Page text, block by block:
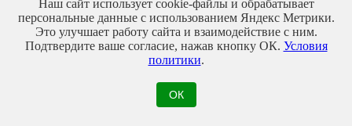
33
Хит
Ламинат AGT Dream Floor Effect Elegance 12/33 Atlas (Атлас)
AGT Dream Floor
Наш сайт использует cookie-файлы и обрабатывает
персональные данные с использованием Яндекс Метрики.
Это улучшает работу сайта и взаимодействие с ним.
Подтвердите ваше согласие, нажав кнопку ОК. Условия
политики.
ОК